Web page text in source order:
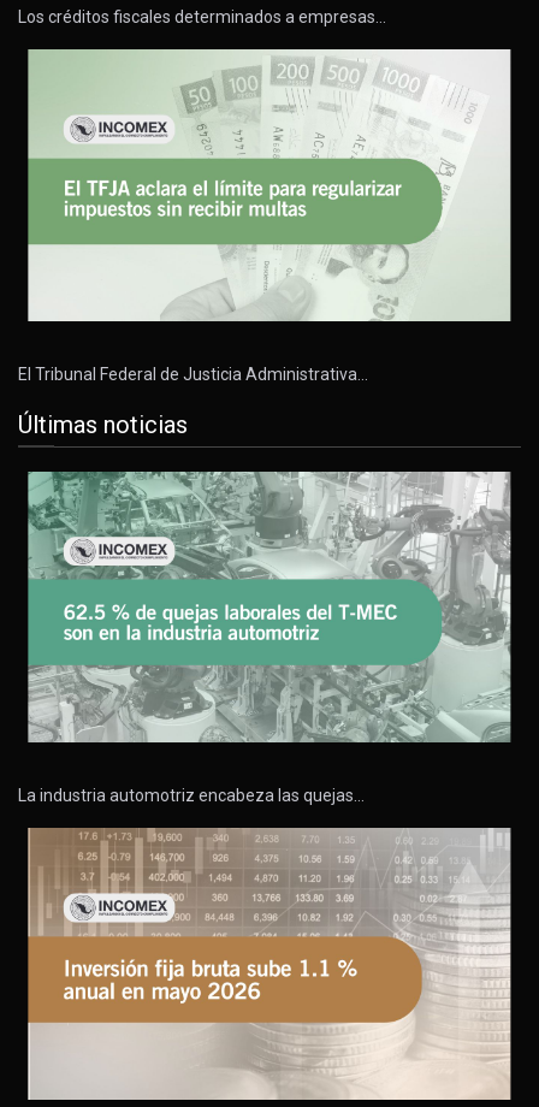
Los créditos fiscales determinados a empresas…
El Tribunal Federal de Justicia Administrativa…
Últimas noticias
La industria automotriz encabeza las quejas…